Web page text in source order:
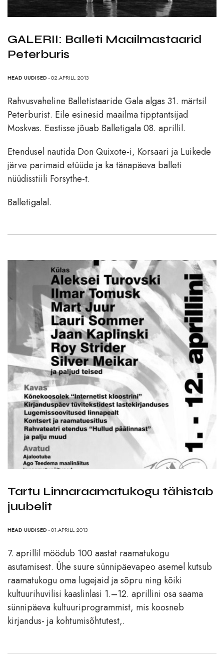
GALERII: Balleti Maailmastaarid
Peterburis
HEAD UUDISED - 02.APRILL 2013
Rahvusvaheline Balletistaaride Gala algas 31. märtsil
Peterburist. Eile esinesid maailma tipptantsijad
Moskvas. Eestisse jõuab Balletigala 08. aprillil.
Etendusel nautida Don Quixote-i, Korsaari ja Luikede
järve parimaid etüüde ja ka tänapäeva balleti
nüüdisstiili Forsythe-t.
Balletigalal.
Tartu Linnaraamatukogu tähistab
juubelit
HEAD UUDISED - 01.APRILL 2013
7. aprillil möödub 100 aastat raamatukogu
asutamisest. Ühe suure sünnipäevapeo asemel kutsub
raamatukogu oma lugejaid ja sõpru ning kõiki
kultuurihuvilisi kaaslinlasi 1.–12. aprillini osa saama
sünnipäeva kultuuriprogrammist, mis koosneb
kirjandus- ja kohtumisõhtutest,.